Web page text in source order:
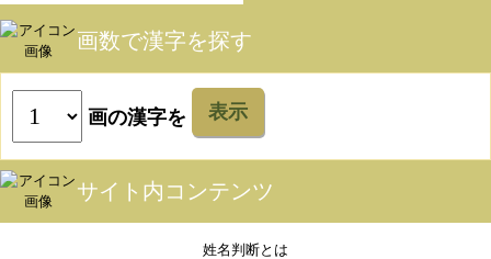
画数で漢字を探す
画の漢字を 表示
サイト内コンテンツ
姓名判断とは